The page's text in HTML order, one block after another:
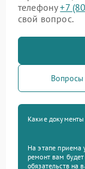
телефону+7
свой вопрос.
Какие документы
На этапе приема
ремонт вам
обязательств на